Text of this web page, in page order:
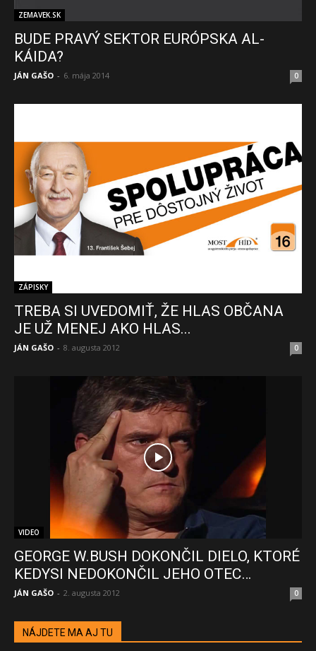
ZEMAVEK.SK
BUDE PRAVÝ SEKTOR EURÓPSKA AL-
KÁIDA?
JÁN GAŠO - 6. mája 2014 0
ZÁPISKY
TREBA SI UVEDOMIŤ, ŽE HLAS OBČANA
JE UŽ MENEJ AKO HLAS...
JÁN GAŠO - 8. augusta 2012 0
VIDEO
GEORGE W.BUSH DOKONČIL DIELO, KTORÉ
KEDYSI NEDOKONČIL JEHO OTEC…
JÁN GAŠO - 2. augusta 2012 0
NÁJDETE MA AJ TU